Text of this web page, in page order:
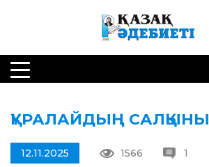
ҚҰРАЛАЙДЫҢ САЛҚЫНЫ
12.11.2025 1566 1